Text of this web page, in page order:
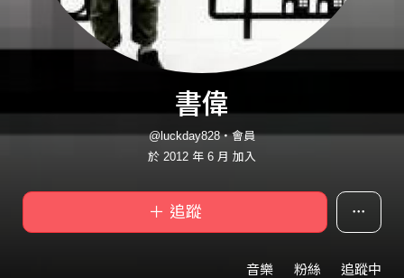
書偉
@luckday828・會員
於 2012 年 6 月 加入
＋ 追蹤
音樂 粉絲 追蹤中